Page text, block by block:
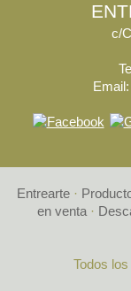
c/
Email:
Entrearte·
en venta·
Todos